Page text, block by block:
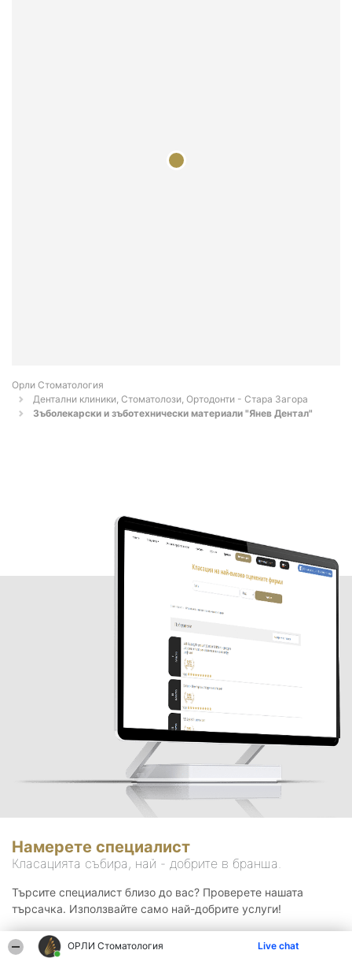
ОРЛИ Стоматология Live chat
Орли Стоматология
Дентални клиники, Стоматолози, Ортодонти - Стара Загора
Зъболекарски и зъботехнически материали "Янев Дентал"
Намерете специалист
Класацията събира, най - добрите в бранша.
Търсите специалист близо до вас? Проверете нашата
търсачка. Използвайте само най-добрите услуги!